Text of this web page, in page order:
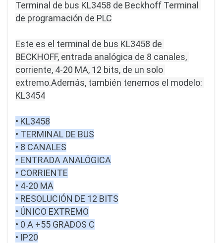
Terminal de bus KL3458 de Beckhoff Terminal
de programación de PLC
Este es el terminal de bus KL3458 de
BECKHOFF, entrada analógica de 8 canales,
corriente, 4-20 MA, 12 bits, de un solo
extremo.Además, también tenemos el modelo:
KL3454
• KL3458
• TERMINAL DE BUS
• 8 CANALES
• ENTRADA ANALÓGICA
• CORRIENTE
• 4-20 MA
• RESOLUCIÓN DE 12 BITS
• ÚNICO EXTREMO
• 0 A +55 GRADOS C
• IP20